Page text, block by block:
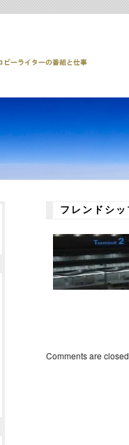
フレンドシ
Comments are